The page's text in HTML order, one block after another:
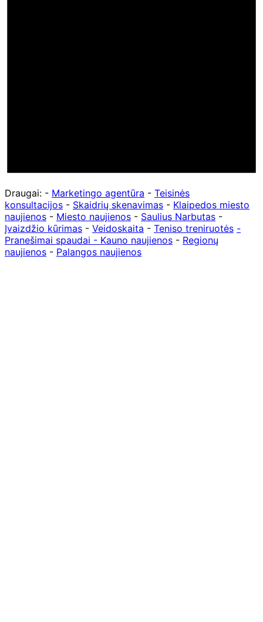
Draugai: - Marketingo agentūra - Teisinės
konsultacijos - Skaidrių skenavimas - Klaipedos miesto
naujienos - Miesto naujienos - Saulius Narbutas -
Įvaizdžio kūrimas - Veidoskaita - Teniso treniruotės -
Pranešimai spaudai - Kauno naujienos - Regionų
naujienos - Palangos naujienos